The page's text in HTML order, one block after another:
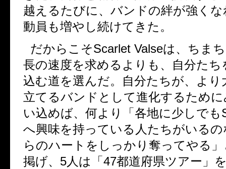
越えるたびに、バンドの絆が強く
動員も増やし続けてきた。
だからこそScarlet Valseは、ちま
長の速度を求めるよりも、自分たち
込む道を選んだ。自分たちが、より
立てるバンドとして進化するため
い込めば、何より「各地に少しでも
へ興味を持っている人たちがいる
らのハートをしっかり奪ってやる
掲げ、 5人は「 47都道府県ツアー」